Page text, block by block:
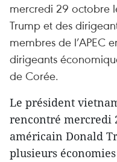
mercredi 29 octobre
Trump et des
membres de l’APEC
dirigeants
de Corée.
Le président
rencontré mercredi
américain Donald
plusieurs